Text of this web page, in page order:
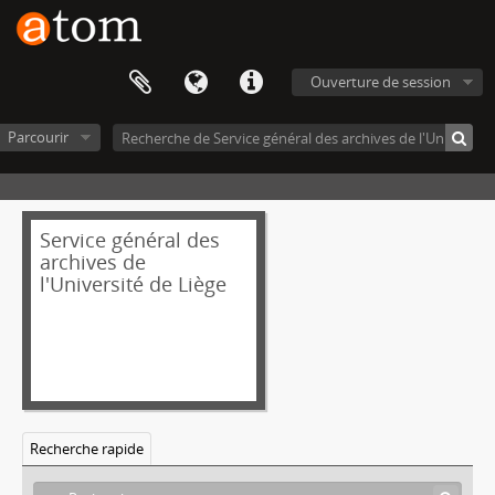
Ouverture de session
Parcourir
Service général des
archives de
l'Université de Liège
Recherche rapide
[Fonds] Archives de Vital Dunski